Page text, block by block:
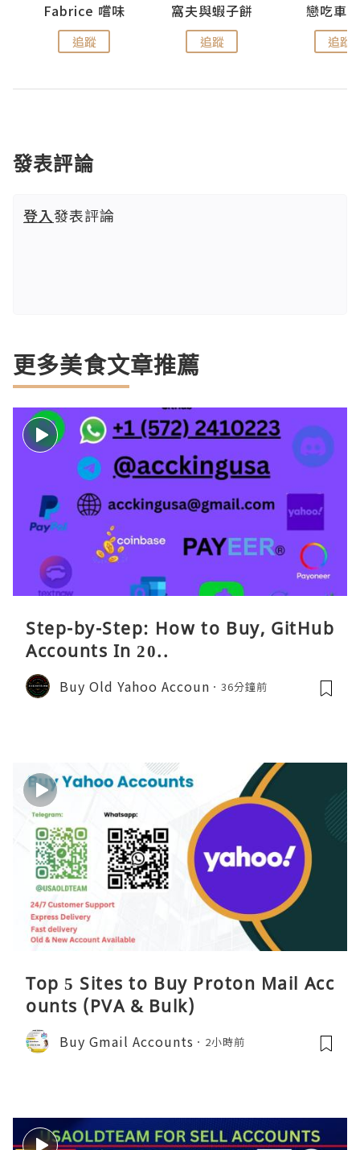
Fabrice 嚐味
追蹤
窩夫與蝦子餅
追蹤
戀吃車
追蹤
發表評論
登入發表評論
更多美食文章推薦
Step-by-Step: How to Buy, GitHub
Accounts In 20..
Buy Old Yahoo Accoun 36分鐘前
Top 5 Sites to Buy Proton Mail Acc
ounts (PVA & Bulk)
Buy Gmail Accounts 2小時前